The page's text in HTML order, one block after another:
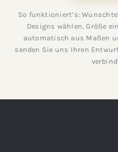
So funktioniert’s:
Designs wählen, Größe
automatisch aus Maßen
senden Sie uns Ihren